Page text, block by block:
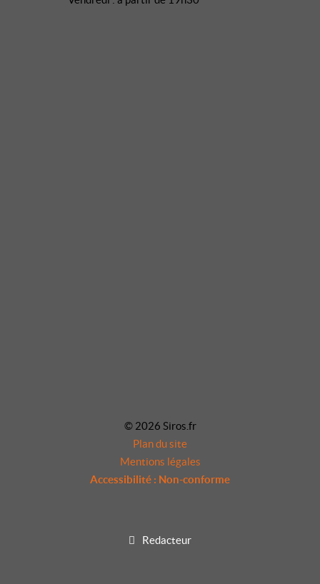
© 2026 Siros.fr
Plan du site
Mentions légales
Accessibilité : Non-conforme
Redacteur